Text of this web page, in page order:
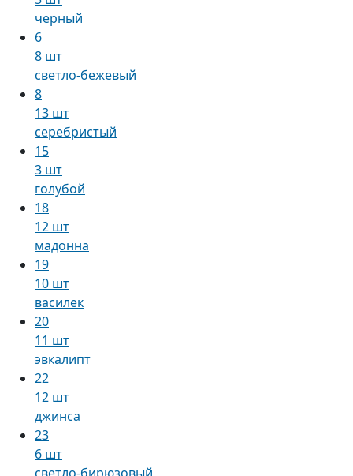
черный
6
8 шт
светло-бежевый
8
13 шт
серебристый
15
3 шт
голубой
18
12 шт
мадонна
19
10 шт
василек
20
11 шт
эвкалипт
22
12 шт
джинса
23
6 шт